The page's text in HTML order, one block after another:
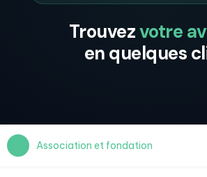
Trouvezvotre
en quelques
Association et fondation